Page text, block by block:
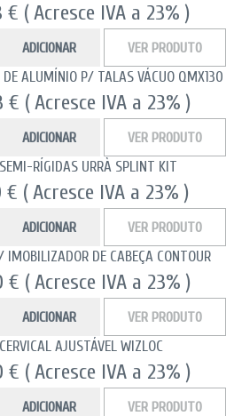
€ ( Acresce IVA a 23% )
ADICIONAR VER PRODUTO
DE ALUMÍNIO P/ TALAS VÁCUO QMX130
€ ( Acresce IVA a 23% )
ADICIONAR VER PRODUTO
RÍGIDAS URRÀ SPLINT KIT
€ ( Acresce IVA a 23% )
ADICIONAR VER PRODUTO
IMOBILIZADOR DE CABEÇA CONTOUR
€ ( Acresce IVA a 23% )
ADICIONAR VER PRODUTO
AJUSTÁVEL WIZLOC
€ ( Acresce IVA a 23% )
ADICIONAR VER PRODUTO